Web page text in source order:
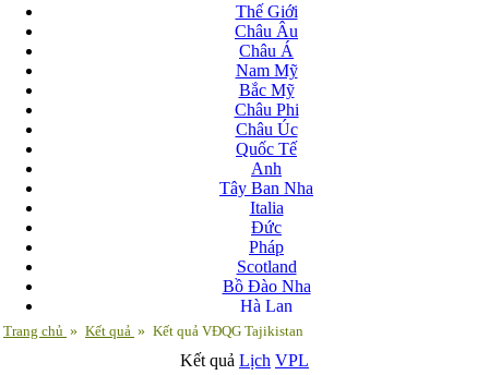
Thế Giới
Châu Âu
Châu Á
Nam Mỹ
Bắc Mỹ
Châu Phi
Châu Úc
Quốc Tế
Anh
Tây Ban Nha
Italia
Đức
Pháp
Scotland
Bồ Đào Nha
Hà Lan
Nga
Albania
Andorra
Trang chủ » Kết quả » Kết quả VĐQG Tajikistan
Kết quả Lịch VPL